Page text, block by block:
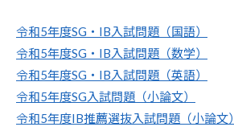
令和5年度SG・IB入試問題（国語）
令和5年度SG・IB入試問題（数学）
令和5年度SG・IB入試問題（英語）
令和5年度SG入試問題（小論文）
令和5年度IB推薦選抜入試問題（小論文）